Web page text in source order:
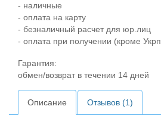
- наличные
- оплата на карту
- безналичный расчет для юр.лиц
- оплата при получении (кроме
Гарантия:
обмен/возврат в течении 14 дней
Описание Отзывов (1)